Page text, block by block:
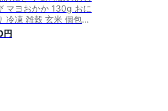
マヨおかか 130g おに
冷凍 雑穀 玄米 個包装
チン 酵素 玄米 発芽 発
産米 契約栽培米 無添
円